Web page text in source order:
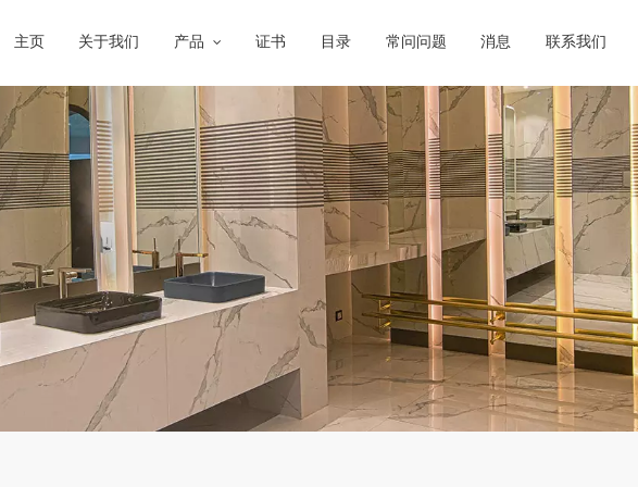
主页 关于我们 产品 证书 目录 常问问题 消息 联系我们